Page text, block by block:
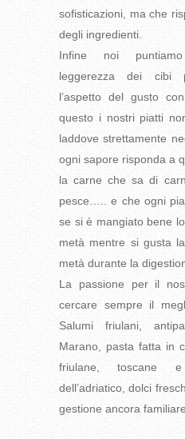
sofisticazioni, ma che
degli ingredienti.
Infine noi
leggerezza dei cibi
l’aspetto del gusto
questo i nostri piatti
laddove strettamente
ogni sapore risponda a
la carne che sa di
pesce….. e che ogni
se si è mangiato bene
metà mentre si gusta
metà durante la
La passione per il
cercare sempre il
Salumi friulani,
Marano, pasta fatta in
friulane, toscane
dell’adriatico, dolci
gestione ancora